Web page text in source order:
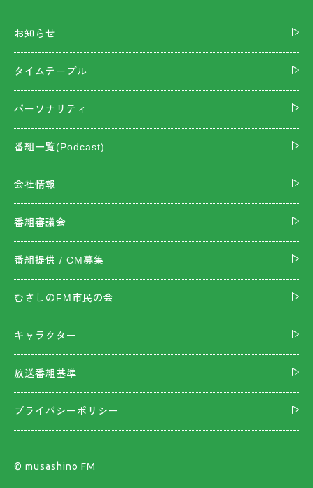
お知らせ
タイムテーブル
パーソナリティ
番組一覧(Podcast)
会社情報
番組審議会
番組提供 / CM募集
むさしのFM市民の会
キャラクター
放送番組基準
プライバシーポリシー
©︎ musashino FM